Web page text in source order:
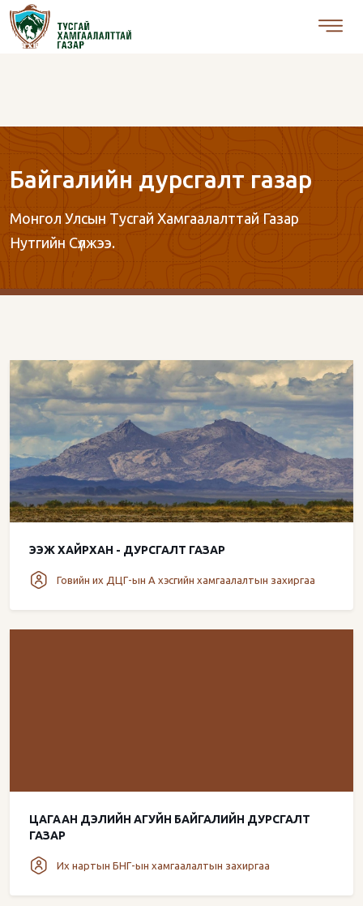
Байгалийн дурсгалт газар
Монгол Улсын Тусгай Хамгаалалттай Газар
Нутгийн Сүлжээ.
ЭЭЖ ХАЙРХАН - ДУРСГАЛТ ГАЗАР
Говийн их ДЦГ-ын А хэсгийн хамгаалалтын захиргаа
ЦАГААН ДЭЛИЙН АГУЙН БАЙГАЛИЙН ДУРСГАЛТ
ГАЗАР
Их нартын БНГ-ын хамгаалалтын захиргаа